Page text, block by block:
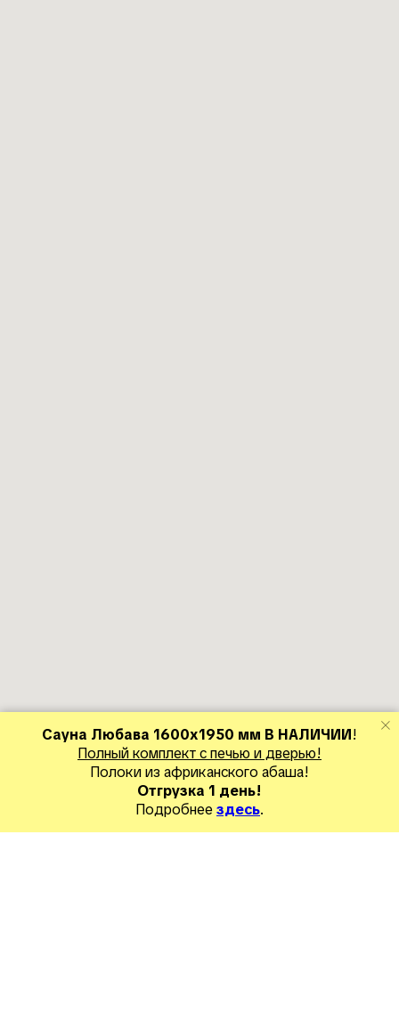
Сауна Любава 1600х1950 мм В НАЛИЧИИ!
Полный комплект с печью и дверью!
Полоки из африканского абаша!
Отгрузка 1 день!
Подробнеездесь.
Сборные сауны Разные бани для СПА